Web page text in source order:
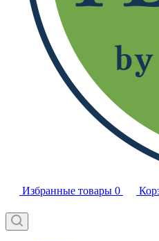
Избранные товары 0